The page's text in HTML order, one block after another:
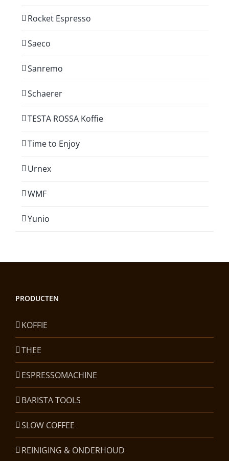
Rocket Espresso
Saeco
Sanremo
Schaerer
TESTA ROSSA Koffie
Time to Enjoy
Urnex
WMF
Yunio
PRODUCTEN
KOFFIE
THEE
ESPRESSOMACHINE
BARISTA TOOLS
SLOW COFFEE
REINIGING & ONDERHOUD